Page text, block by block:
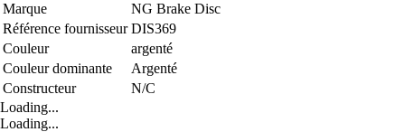
Marque
NG Brake Disc
Référence fournisseur DIS369
Couleur
argenté
Couleur dominante
Argenté
Constructeur
N/C
Loading...
Loading...